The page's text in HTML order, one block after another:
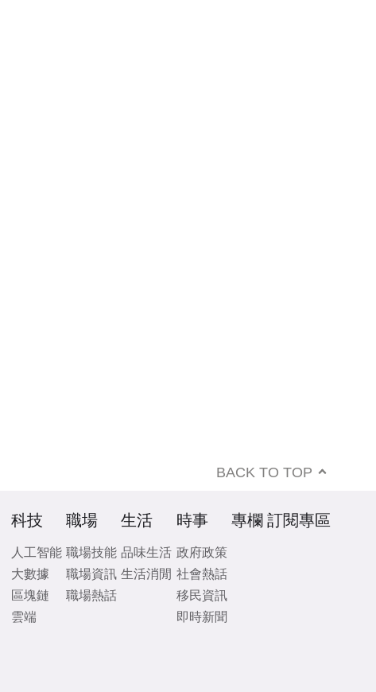
BACK TO TOP
科技
人工智能
大數據
區塊鏈
雲端
職場
職場技能
職場資訊
職場熱話
生活
品味生活
生活消閒
時事
政府政策
社會熱話
移民資訊
即時新聞
專欄 訂閱專區